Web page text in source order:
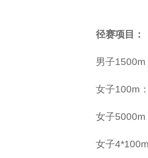
径赛项目：
男子1500m
女子100m
女子5000m
女子